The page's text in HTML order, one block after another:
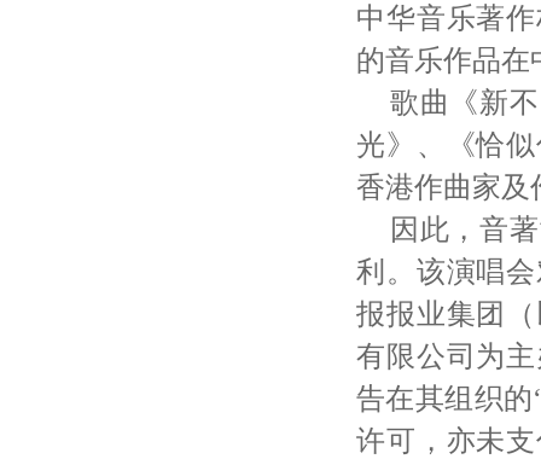
中华音乐著
的音乐作品在
歌曲《新
光》、《恰
香港作曲家及
因此，音
利。该演唱
报报业集团
有限公司为
告在其组织的
许可，亦未